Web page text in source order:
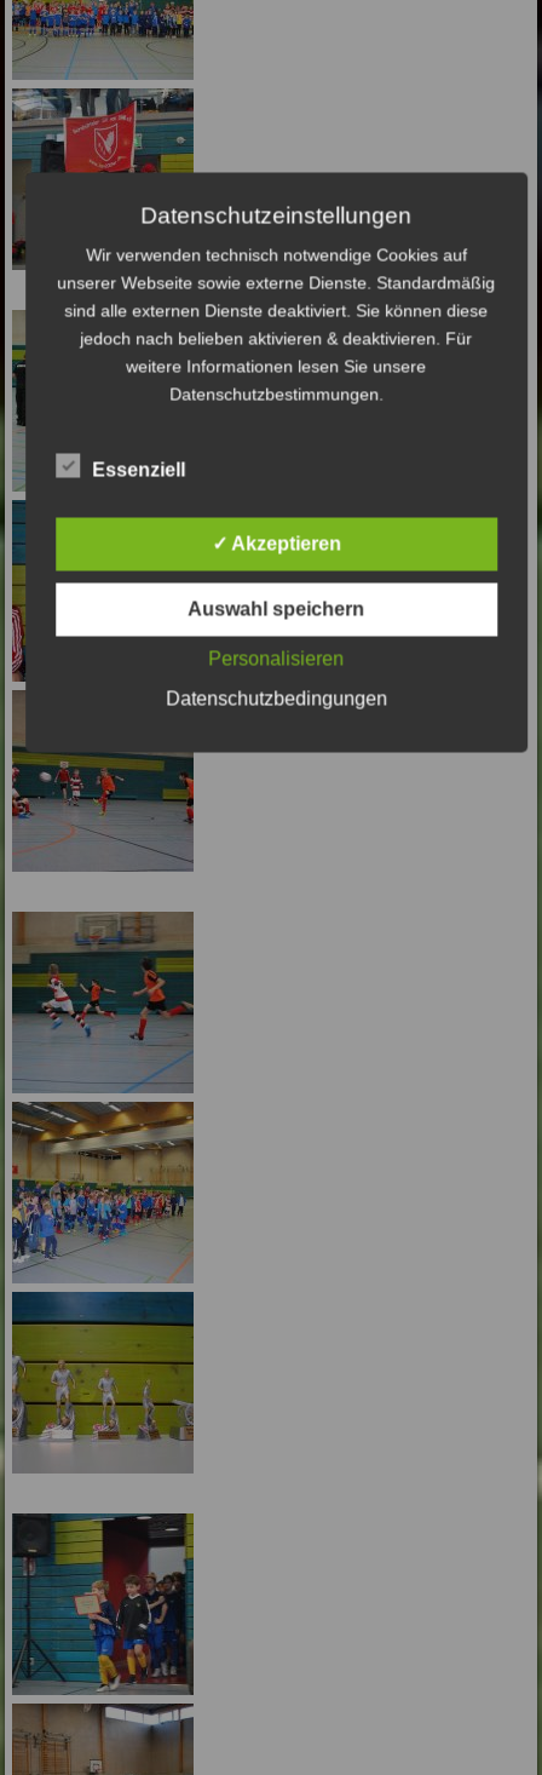
Datenschutzeinstellungen
Wir verwenden technisch notwendige Cookies auf
unserer Webseite sowie externe Dienste. Standardmäßig
sind alle externen Dienste deaktiviert. Sie können diese
jedoch nach belieben aktivieren & deaktivieren. Für
weitere Informationen lesen Sie unsere
Datenschutzbestimmungen.
Essenziell
✓ Akzeptieren
Auswahl speichern
Personalisieren
Datenschutzbedingungen